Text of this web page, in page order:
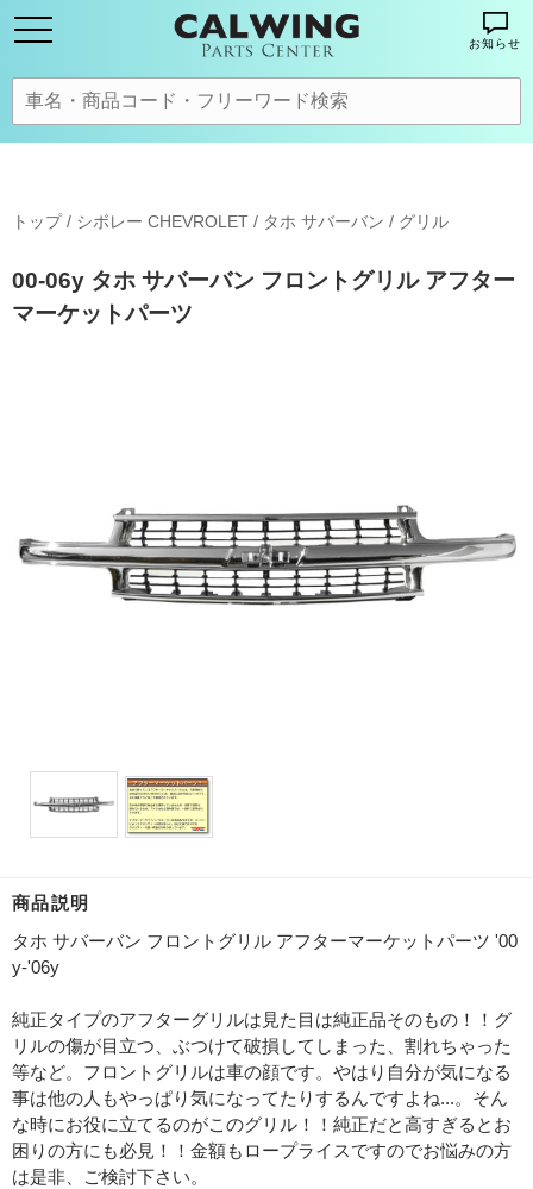
お知らせ
トップ/ シボレー CHEVROLET / タホ サバーバン / グリル
00-06y タホ サバーバン フロントグリル アフター
マーケットパーツ
商品説明
タホ サバーバン フロントグリル アフターマーケットパーツ '00
y-'06y
純正タイプのアフターグリルは見た目は純正品そのもの！！グ
リルの傷が目立つ、ぶつけて破損してしまった、割れちゃった
等など。フロントグリルは車の顔です。やはり自分が気になる
事は他の人もやっぱり気になってたりするんですよね...。そん
な時にお役に立てるのがこのグリル！！純正だと高すぎるとお
困りの方にも必見！！金額もロープライスですのでお悩みの方
は是非、ご検討下さい。